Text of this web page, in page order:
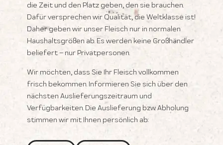
die Zeit und den Platz geben, den sie brauchen.
Dafür versprechen wir Qualität, die Weltklasse ist!
Daher geben wir unser Fleisch nur in normalen
Haushaltsgrößen ab. Es werden keine Großhändler
beliefert – nur Privatpersonen.
Wir möchten, dass Sie Ihr Fleisch vollkommen
frisch bekommen. Informieren Sie sich über den
nächsten Auslieferungszeitraum und
Verfügbarkeiten. Die Auslieferung bzw. Abholung
stimmen wir mit Ihnen persönlich ab: